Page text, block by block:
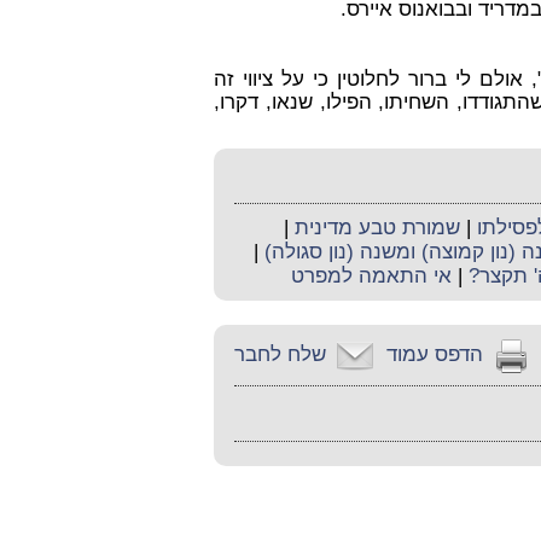
לי ברור לחלוטין כי על ציווי זה
השחיתו, הפילו, שנאו, דקרו,
| שמורת טבע מדינית |
(נון קמוצה) ומשנה (נון סגולה) |
תקצר? | אי התאמה למפרט
שלח לחבר הדפס עמוד